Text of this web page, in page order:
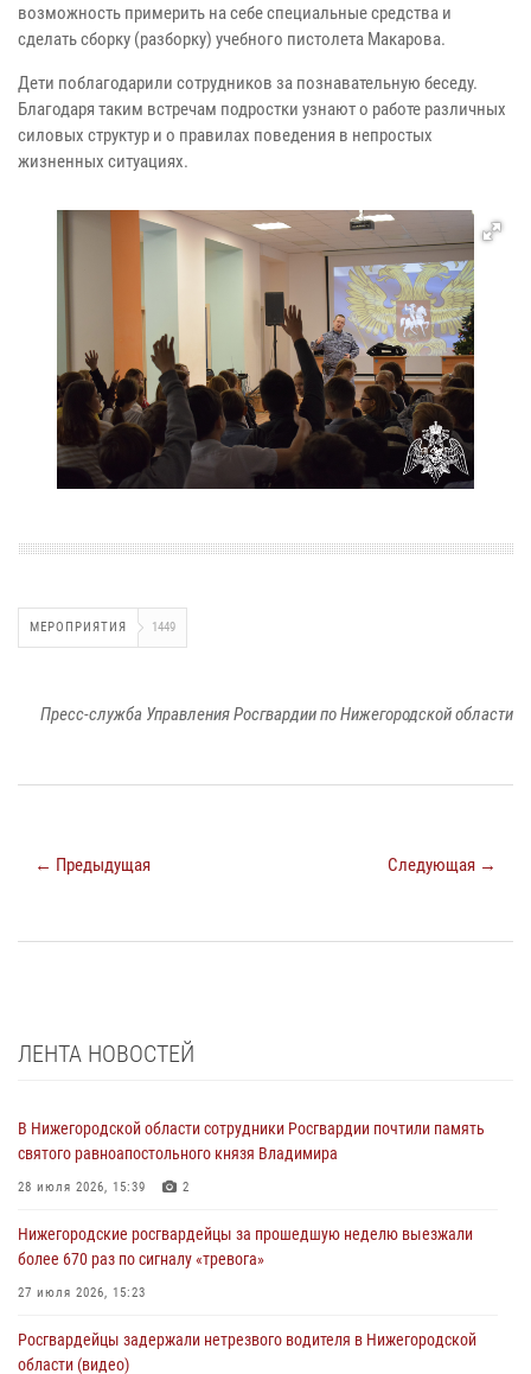
возможность примерить на себе специальные средства и
сделать сборку (разборку) учебного пистолета Макарова.
Дети поблагодарили сотрудников за познавательную беседу.
Благодаря таким встречам подростки узнают о работе различных
силовых структур и о правилах поведения в непростых
жизненных ситуациях.
МЕРОПРИЯТИЯ 1449
Пресс-служба Управления Росгвардии по Нижегородской области
← Предыдущая Следующая →
ЛЕНТА НОВОСТЕЙ
В Нижегородской области сотрудники Росгвардии почтили память
святого равноапостольного князя Владимира
28 июля 2026, 15:39 2
Нижегородские росгвардейцы за прошедшую неделю выезжали
более 670 раз по сигналу «тревога»
27 июля 2026, 15:23
Росгвардейцы задержали нетрезвого водителя в Нижегородской
области (видео)